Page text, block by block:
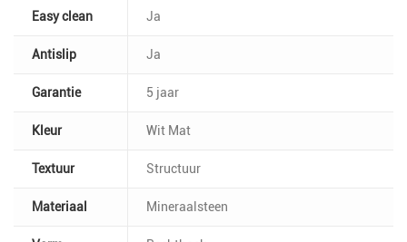
Easy clean Ja
Antislip Ja
Garantie 5 jaar
Kleur Wit Mat
Textuur Structuur
Materiaal Mineraalsteen